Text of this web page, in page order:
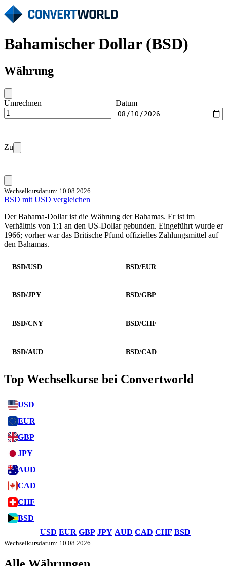
Bahamischer Dollar (BSD)
Währung
Umrechnen Datum
Zu
Wechselkursdatum: 10.08.2026
BSD mit USD vergleichen
Der Bahama-Dollar ist die Währung der Bahamas. Er ist im
Verhältnis von 1:1 an den US-Dollar gebunden. Eingeführt wurde er
1966; vorher war das Britische Pfund offizielles Zahlungsmittel auf
den Bahamas.
BSD/USD BSD/EUR
BSD/JPY BSD/GBP
BSD/CNY BSD/CHF
BSD/AUD BSD/CAD
Top Wechselkurse bei Convertworld
USD
EUR
GBP
JPY
AUD
CAD
CHF
BSD
USD EUR GBP JPY AUD CAD CHF BSD
Wechselkursdatum: 10.08.2026